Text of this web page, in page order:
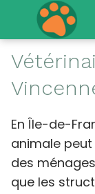
En Île-de-
animale
des
que les